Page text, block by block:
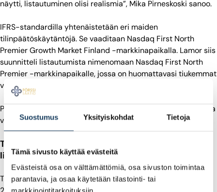
Suostumus Yksityiskohdat Tietoja
Tämä sivusto käyttää evästeitä
Evästeistä osa on välttämättömiä, osa sivuston toimintaa
parantavia, ja osaa käytetään tilastointi- tai
markkinointitarkoituksiin.
näytti, listautuminen olisi realismia”, Mika Pirneskoski sanoo.
IFRS-standardilla yhtenäistetään eri maiden
tilinpäätöskäytäntöjä.Se vaaditaan Nasdaq First North
Premier Growth Market Finland -markkinapaikalla. Lamor siis
suunnitteli listautumista nimenomaan Nasdaq First North
Premier -markkinapaikalle, jossa on huomattavasi tiukemmat
vaatimukset kuin Nasdaq First North markkinapaikalla.
Pirneskosken mukaan listautumisprosessiin kannattaa varata
vuosi, jos sen yhteydessä tehdään IRFS-konversio.
Toinen selkeä askel kohti listautumista: Analyysi
listautumisvalmiudesta
Toinen selkeä askel kohti listautumista otettiin tammikuussa